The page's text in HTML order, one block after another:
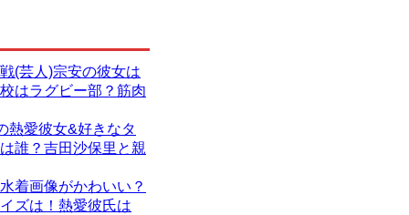
(芸人)宗安の彼女は
はラグビー部？筋肉
熱愛彼女&好きなタ
誰？吉田沙保里と親
着画像がかわいい？
ズは！熱愛彼氏は